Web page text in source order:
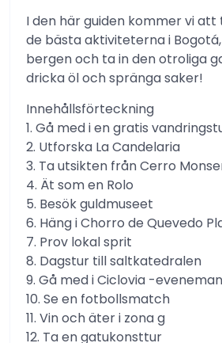
I den här guiden kommer vi
de bästa aktiviteterna i
bergen och ta in den otroliga
dricka öl och spränga saker!
Innehållsförteckning
1. Gå med i en gratis
2. Utforska La Candelaria
3. Ta utsikten från Cerro
4. Ät som en Rolo
5. Besök guldmuseet
6. Häng i Chorro de Quevedo
7. Prov lokal sprit
8. Dagstur till saltkatedralen
9. Gå med i Ciclovia -
10. Se en fotbollsmatch
11. Vin och äter i zona g
12. Ta en gatukonsttur